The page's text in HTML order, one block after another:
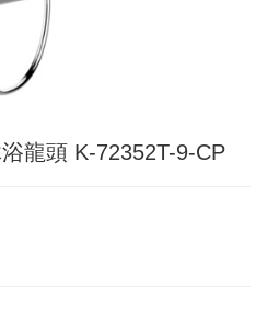
龍頭 K-72352T-9-CP